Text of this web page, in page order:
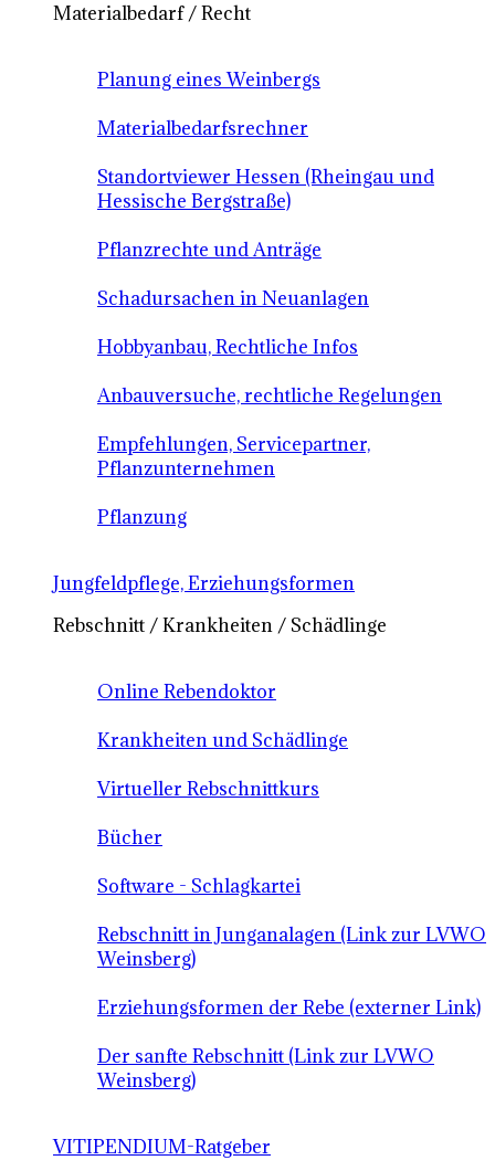
Materialbedarf / Recht
Planung eines Weinbergs
Materialbedarfsrechner
Standortviewer Hessen (Rheingau und
Hessische Bergstraße)
Pflanzrechte und Anträge
Schadursachen in Neuanlagen
Hobbyanbau, Rechtliche Infos
Anbauversuche, rechtliche Regelungen
Empfehlungen, Servicepartner,
Pflanzunternehmen
Pflanzung
Jungfeldpflege, Erziehungsformen
Rebschnitt / Krankheiten / Schädlinge
Online Rebendoktor
Krankheiten und Schädlinge
Virtueller Rebschnittkurs
Bücher
Software - Schlagkartei
Rebschnitt in Junganalagen (Link zur LVWO
Weinsberg)
Erziehungsformen der Rebe (externer Link)
Der sanfte Rebschnitt (Link zur LVWO
Weinsberg)
VITIPENDIUM-Ratgeber